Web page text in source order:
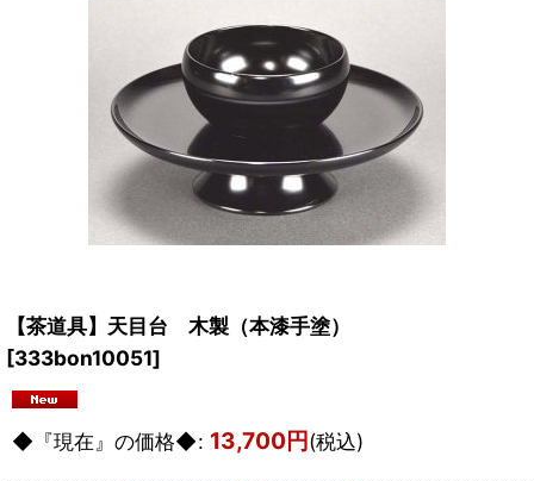
【茶道具】天目台 木製（本漆手塗）
[333bon10051]
◆『現在』の価格◆: 13,700円(税込)